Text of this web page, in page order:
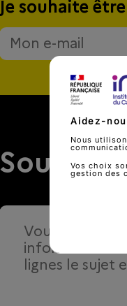
Je souhaite
Aidez-
Nous
Vos choix
gestion des